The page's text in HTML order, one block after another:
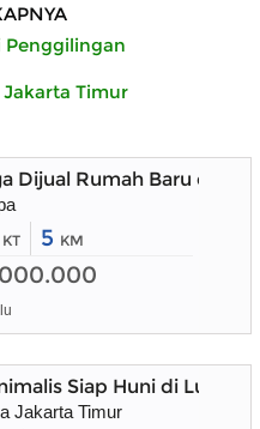
Penggilingan
Timur
Dijual Rumah Baru
KT 5 KM
Siap Huni di
Jakarta Timur